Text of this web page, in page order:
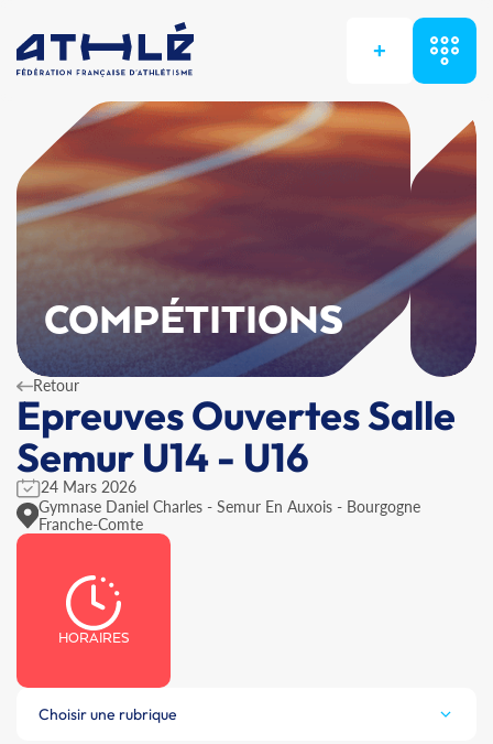
+
COMPÉTITIONS
Retour
Epreuves Ouvertes Salle
Semur U14 - U16
24 Mars 2026
Gymnase Daniel Charles - Semur En Auxois - Bourgogne
Franche-Comte
HORAIRES
Choisir une rubrique